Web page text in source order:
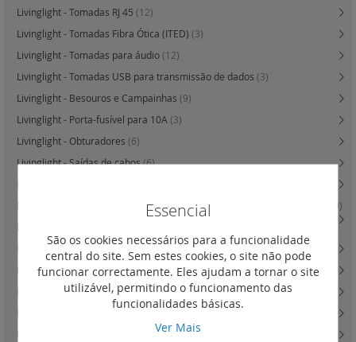
Livinglight - Tomadas RJ 45 (12)
Livinglight - Tomadas Fibra Ótica (ITED) (3)
Livinglight - Tomadas para áudio(12)
Livinglight - Tomadas USB para transmissão de dados (3)
Livinglight - Besouros e Campainhas (9)
Livinglight - Porta-fusível para 10A (3)
Livinglight - Obturadores (6)
Livinglight - Saídas de cabos(6)
Livinglight - Sinalização luminosa
Livinglight - Equipamentos para iluminação e sinalização de balizagem
(9)
Livinglight - Lâmpadas de emergência
Livinglight - Proteção de pessoas e equipamentos(12)
Livinglight - Lâmpadas LED para mecanismos(15)
Livinglight - Suportes de fixação(18)
Livinglight - Outros acessórios (Diversos)
Livinglight - Teclas e quadros "Kristall" (versão personalizável)
Essencial
São os cookies necessários para a funcionalidade
central do site. Sem estes cookies, o site não pode
funcionar correctamente. Eles ajudam a tornar o site
utilizável, permitindo o funcionamento das
funcionalidades básicas.
Ver Mais